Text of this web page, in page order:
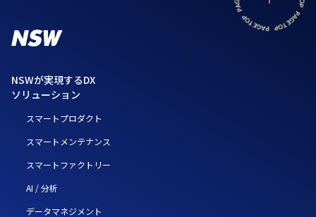
NSWが実現するDX
ソリューション
スマートプロダクト
スマートメンテナンス
スマートファクトリー
AI / 分析
データマネジメント